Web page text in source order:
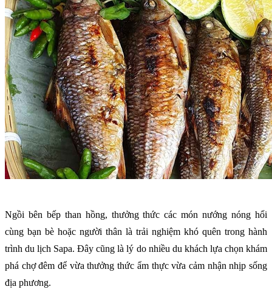
Ngồi bên bếp than hồng, thưởng thức các món nướng nóng hổi
cùng bạn bè hoặc người thân là trải nghiệm khó quên trong hành
trình du lịch Sapa. Đây cũng là lý do nhiều du khách lựa chọn khám
phá chợ đêm để vừa thưởng thức ẩm thực vừa cảm nhận nhịp sống
địa phương.